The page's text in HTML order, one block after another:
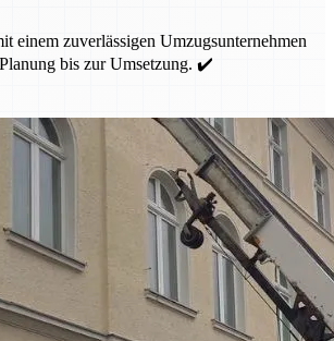
einem zuverlässigen Umzugsunternehmen
bis zur Umsetzung. ✔️